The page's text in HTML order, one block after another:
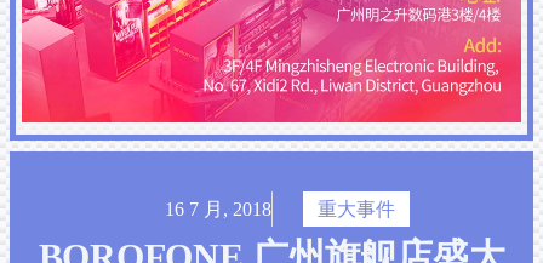
16 7 月, 2018 重大事件